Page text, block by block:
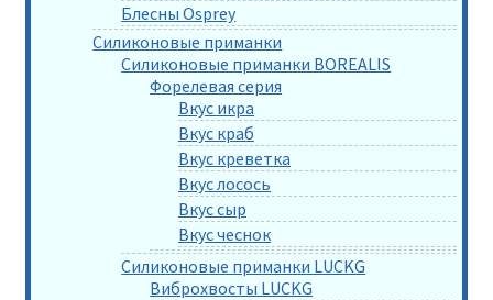
Блесны Osprey
Силиконовые приманки
Силиконовые приманки BOREALIS
Форелевая серия
Вкус икра
Вкус краб
Вкус креветка
Вкус лосось
Вкус сыр
Вкус чеснок
Силиконовые приманки LUCKG
Виброхвосты LUCKG